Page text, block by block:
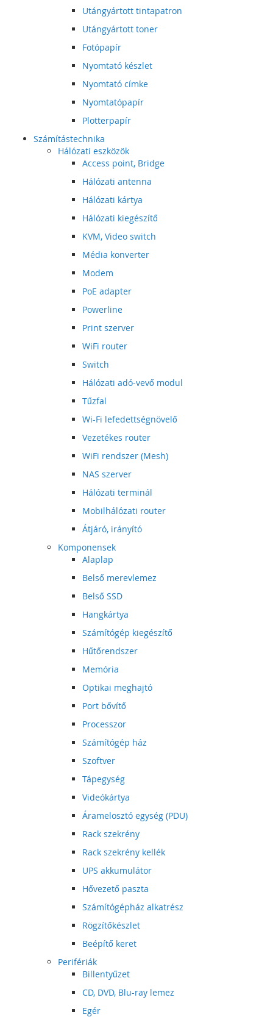
Utángyártott tintapatron
Utángyártott toner
Fotópapír
Nyomtató készlet
Nyomtató címke
Nyomtatópapír
Plotterpapír
Számítástechnika
Hálózati eszközök
Access point, Bridge
Hálózati antenna
Hálózati kártya
Hálózati kiegészítő
KVM, Video switch
Média konverter
Modem
PoE adapter
Powerline
Print szerver
WiFi router
Switch
Hálózati adó-vevő modul
Tűzfal
Wi-Fi lefedettségnövelő
Vezetékes router
WiFi rendszer (Mesh)
NAS szerver
Hálózati terminál
Mobilhálózati router
Átjáró, irányító
Komponensek
Alaplap
Belső merevlemez
Belső SSD
Hangkártya
Számítógép kiegészítő
Hűtőrendszer
Memória
Optikai meghajtó
Port bővítő
Processzor
Számítógép ház
Szoftver
Tápegység
Videókártya
Áramelosztó egység (PDU)
Rack szekrény
Rack szekrény kellék
UPS akkumulátor
Hővezető paszta
Számítógépház alkatrész
Rögzítőkészlet
Beépítő keret
Perifériák
Billentyűzet
CD, DVD, Blu-ray lemez
Egér